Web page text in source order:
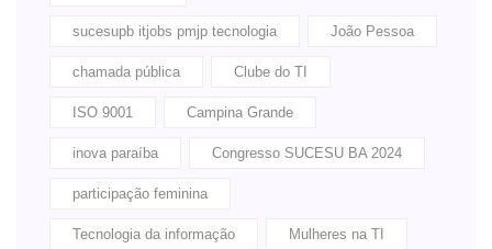
sucesupb itjobs pmjp tecnologia João Pessoa
chamada pública Clube do TI
ISO 9001 Campina Grande
inova paraíba Congresso SUCESU BA 2024
participação feminina
Tecnologia da informação Mulheres na TI